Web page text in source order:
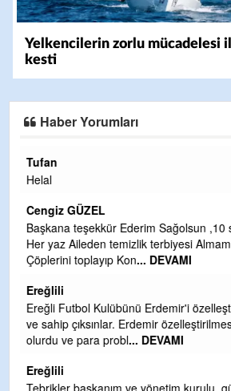
Yelkencilerin zorlu mücadelesi
kesti
Haber Yorumları
Halil Aydın
Çırak ustasından öğrenir kısmet
CEVDET YILMAZ
GULDERE DERE ÇALIŞMALARI, SEKIZ
TARAFINDAN BAŞLATILDI,
DEVAMI
Şaban yavuz
Mekanı cennet olsun kederli ailesine
Sebahattin özarslan